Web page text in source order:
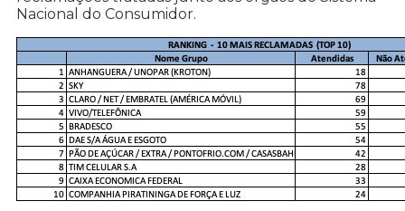
Nacional do Consumidor.